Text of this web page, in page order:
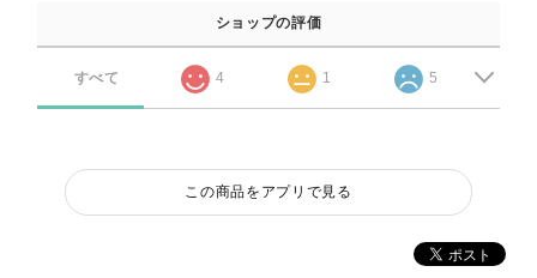
ショップの評価
すべて 4 1 5
この商品をアプリで見る